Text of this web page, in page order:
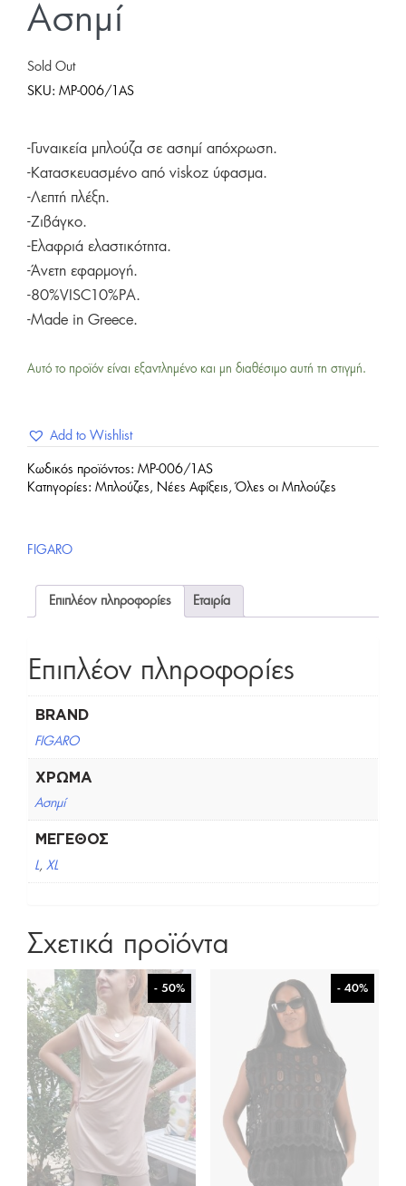
Ασημί
Sold Out
SKU: MP-006/1AS
-Γυναικεία μπλούζα σε ασημί απόχρωση.
-Κατασκευασμένο από viskoz ύφασμα.
-Λεπτή πλέξη.
-Ζιβάγκο.
-Ελαφριά ελαστικότητα.
-Άνετη εφαρμογή.
-80%VISC10%PA.
-Made in Greece.
Αυτό το προϊόν είναι εξαντλημένο και μη διαθέσιμο αυτή τη στιγμή.
Add to Wishlist
Κωδικός προϊόντος: MP-006/1AS
Κατηγορίες: Μπλούζες , Νέες Αφίξεις ,Όλες οι Μπλούζες
FIGARO
Επιπλέον πληροφορίες Εταιρία
Επιπλέον πληροφορίες
BRAND
FIGARO
ΧΡΏΜΑ
Ασημί
ΜΈΓΕΘΟΣ
L, XL
Σχετικά προϊόντα
- 50% - 40%